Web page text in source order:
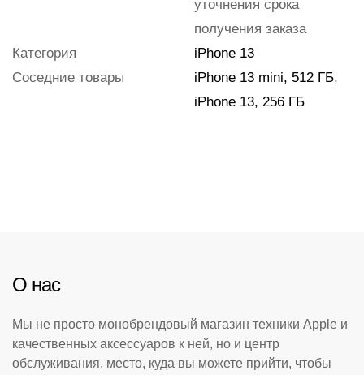
уточнения срока
получения заказа
Категория
iPhone 13
Соседние товары
iPhone 13 mini, 512 ГБ,
iPhone 13, 256 ГБ
О нас
Мы не просто монобрендовый магазин техники Apple и
качественных аксессуаров к ней, но и центр
обслуживания, место, куда вы можете прийти, чтобы